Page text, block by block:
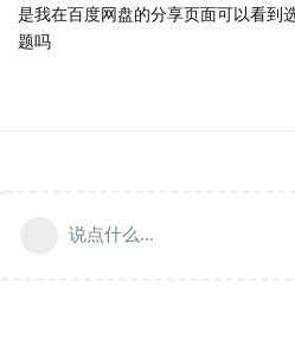
是我在百度网盘的分享页面可以看到
题吗
说点什么...